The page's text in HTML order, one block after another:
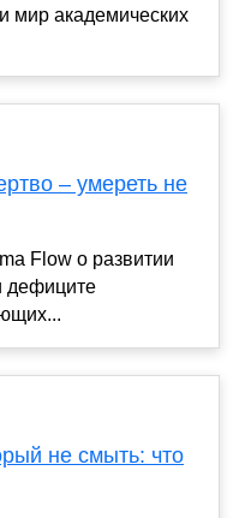
мир академических
– умереть не
Flow о развитии
дефиците
не смыть: что